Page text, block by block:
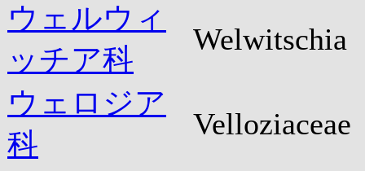
ウェルウィ
ッチア科
Welwitschia
ウェロジア
科
Velloziaceae